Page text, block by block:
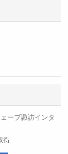
ーブ諏訪インタ
得